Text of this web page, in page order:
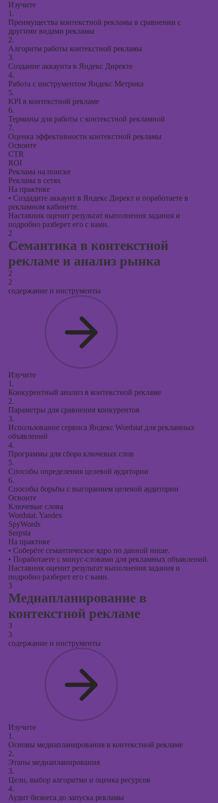
продюсирования
Изучите
1.
Преимущества контекстной рекламы в сравнении с
другими видами рекламы
2.
Алгоритм работы контекстной рекламы
3.
Создание аккаунта в Яндекс Директе
4.
Работа с инструментом Яндекс Метрика
5.
KPI в контекстной рекламе
6.
Термины для работы с контекстной рекламной
7.
Оценка эффективности контекстной рекламы
Освоите
CTR
ROI
Реклама на поиске
Реклама в сетях
На практике
• Создадите аккаунт в Яндекс Директ и поработаете в
рекламном кабинете.
Наставник оценит результат выполнения задания и
подробно разберет его с вами.
2
Семантика в контекстной
рекламе и анализ рынка
2
2
содержание и инструменты
Изучите
1.
Конкурентный анализ в контекстной рекламе
2.
Параметры для сравнения конкурентов
3.
Использование сервиса Яндекс Wordstat для рекламных
объявлений
4.
Программы для сбора ключевых слов
5.
Способы определения целевой аудитории
6.
Способы борьбы с выгоранием целевой аудитории
Освоите
Ключевые слова
Wordstat. Yandex
SpyWords
Serpsta
На практике
• Соберёте семантическое ядро по данной нише.
• Поработаете с минус-словами для рекламных объявлений.
Наставник оценит результат выполнения задания и
подробно разберет его с вами.
3
Медиапланирование в
контекстной рекламе
3
3
содержание и инструменты
Изучите
1.
Основы медиапланирования в контекстной рекламе
2.
Этапы медиапланирования
3.
Цели, выбор алгоритма и оценка ресурсов
4.
Аудит бизнеса до запуска рекламы